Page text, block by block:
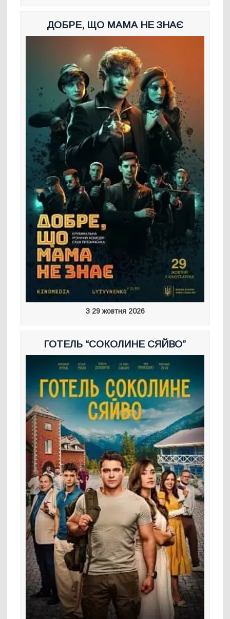
ДОБРЕ, ЩО МАМА НЕ ЗНАЄ
З 29 жовтня 2026
ГОТЕЛЬ “СОКОЛИНЕ СЯЙВО”